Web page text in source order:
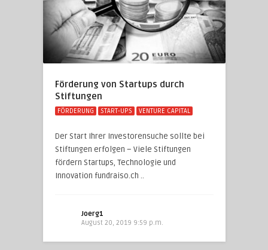
Förderung von Startups durch
Stiftungen
FÖRDERUNG START-UPS VENTURE CAPITAL
Der Start Ihrer Investorensuche sollte bei
Stiftungen erfolgen – Viele Stiftungen
fördern Startups, Technologie und
Innovation fundraiso.ch ..
Joerg1
August 20, 2019 9:59 p.m.